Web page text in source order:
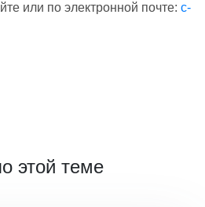
или по электронной почте: c-
этой теме